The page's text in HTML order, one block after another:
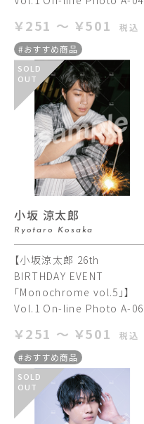
￥251 ～ ￥501
税込
#おすすめ商品
SOLD
OUT
小坂 涼太郎
Ryotaro Kosaka
【小坂涼太郎 26th
BIRTHDAY EVENT
「Monochrome vol.5」】
Vol.1 On-line Photo A-06
￥251 ～ ￥501
税込
#おすすめ商品
SOLD
OUT